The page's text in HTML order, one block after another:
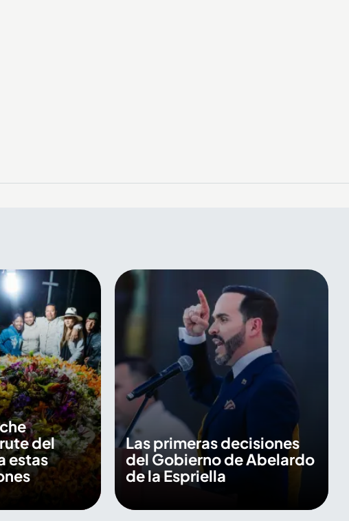
del
estas
Las primeras decisiones
del Gobierno de Abelardo
de la Espriella